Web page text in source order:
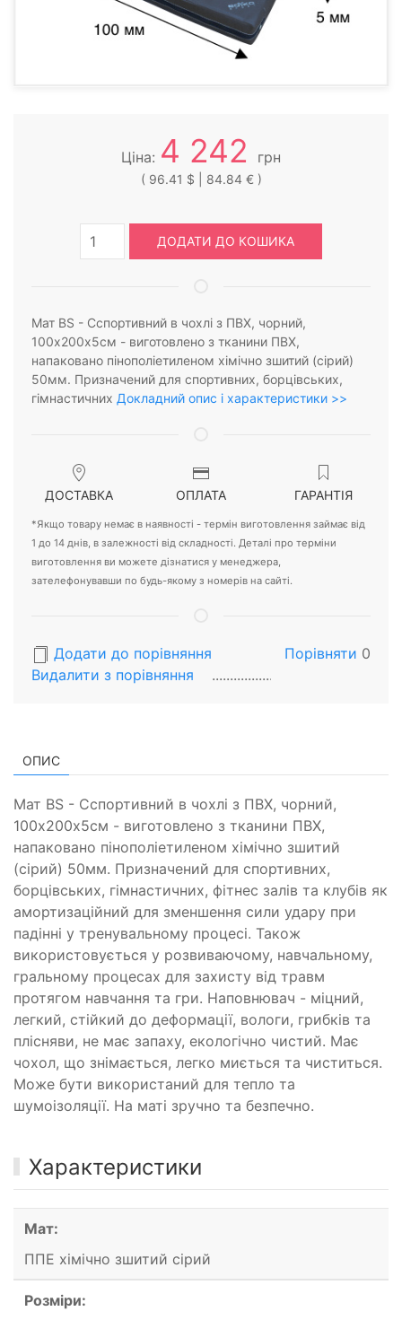
Ціна: 4 242 грн
( 96.41 $ | 84.84 € )
ДОДАТИ ДО КОШИКА
Мат BS - Cспортивний в чохлі з ПВХ, чорний,
100х200х5см - виготовлено з тканини ПВХ,
напаковано пінополіетиленом хімічно зшитий (сірий)
50мм. Призначений для спортивних, борцівських,
гімнастичних Докладний опис і характеристики >>
ДОСТАВКА ОПЛАТА ГАРАНТІЯ
*Якщо товару немає в наявності - термін виготовлення займає від
1 до 14 днів, в залежності від складності. Деталі про терміни
виготовлення ви можете дізнатися у менеджера,
зателефонувавши по будь-якому з номерів на сайті.
Додати до порівняння
Видалити з порiвняння
Порівняти 0
ОПИС
Мат BS - Cспортивний в чохлі з ПВХ, чорний,
100х200х5см - виготовлено з тканини ПВХ,
напаковано пінополіетиленом хімічно зшитий
(сірий) 50мм. Призначений для спортивних,
борцівських, гімнастичних, фітнес залів та клубів як
амортизаційний для зменшення сили удару при
падінні у тренувальному процесі. Також
використовується у розвиваючому, навчальному,
гральному процесах для захисту від травм
протягом навчання та гри. Наповнювач - міцний,
легкий, стійкий до деформації, вологи, грибків та
плісняви, не має запаху, екологічно чистий. Має
чохол, що знімається, легко миється та чиститься.
Може бути використаний для тепло та
шумоізоляції. На маті зручно та безпечно.
Характеристики
Мат:
ППЕ хімічно зшитий сірий
Розміри: